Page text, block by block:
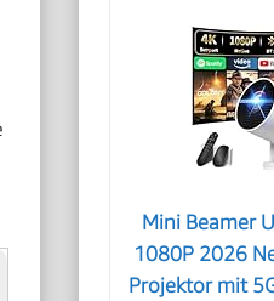
Mini Beamer
1080P 2026
Projektor mit